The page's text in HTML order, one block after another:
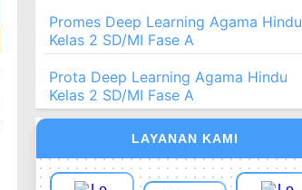
Promes Deep Learning Agama Hindu
Kelas 2 SD/MI Fase A
Prota Deep Learning Agama Hindu
Kelas 2 SD/MI Fase A
LAYANAN KAMI